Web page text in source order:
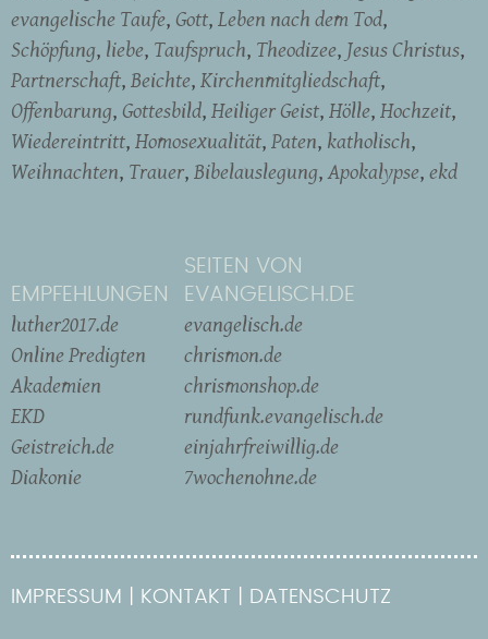
evangelische Taufe Gott Leben nach dem Tod
Schöpfung liebe Taufspruch Theodizee Jesus Christus
Partnerschaft Beichte Kirchenmitgliedschaft
Offenbarung Gottesbild Heiliger Geist Hölle Hochzeit
Wiedereintritt Homosexualität Paten katholisch
Weihnachten Trauer Bibelauslegung Apokalypse ekd
EMPFEHLUNGEN
luther2017.de
Online Predigten
Akademien
EKD
Geistreich.de
Diakonie
SEITEN VON
EVANGELISCH.DE
evangelisch.de
chrismon.de
chrismonshop.de
rundfunk.evangelisch.de
einjahrfreiwillig.de
7wochenohne.de
IMPRESSUM KONTAKT DATENSCHUTZ